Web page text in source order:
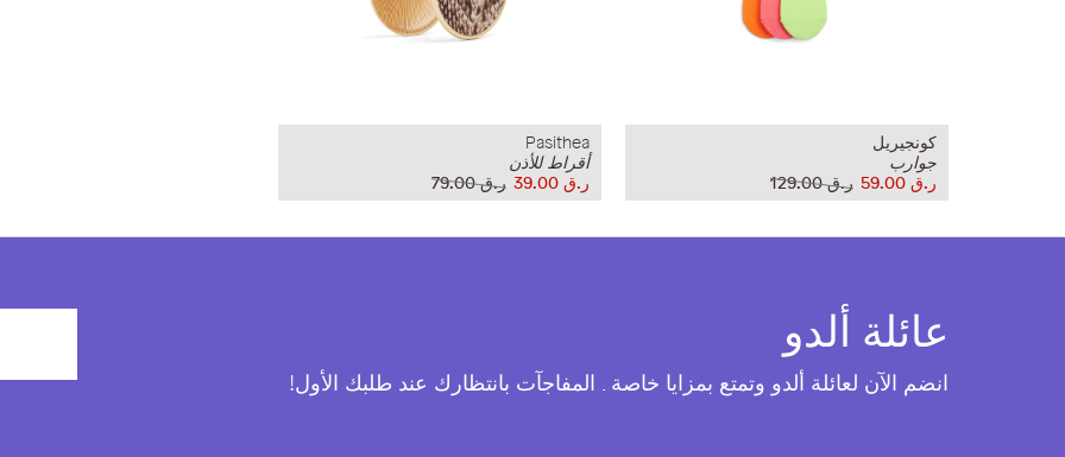
كونجيريل
جوارب
ر.ق‏ 129.00
ر.ق‏ 59.00
Pasithea
أقراط للأذن
ر.ق‏ 79.00
ر.ق‏ 39.00
عائلة ألدو
انضم الآن لعائلة ألدو وتمتع بمزايا خاصة . المفاجآت بانتظارك عند طلبك الأول!